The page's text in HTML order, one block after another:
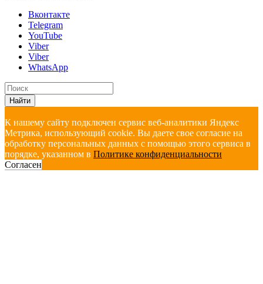
Вконтакте
Telegram
YouTube
Viber
Viber
WhatsApp
Найти
К нашему сайту подключен сервис веб-аналитики Яндекс
Метрика, использующий cookie. Вы даете свое согласие на
обработку персональных данных с помощью этого сервиса в
порядке, указанном в Политике конфиденциальности
Согласен